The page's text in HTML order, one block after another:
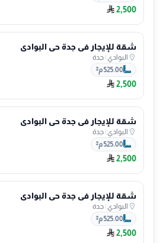
2,500
شقة للإيجار في جدة حي البوادي
البوادي | جدة
525.00 م²
2,500
شقة للإيجار في جدة حي البوادي
البوادي | جدة
525.00 م²
2,500
شقة للإيجار في جدة حي البوادي
البوادي | جدة
525.00 م²
2,500